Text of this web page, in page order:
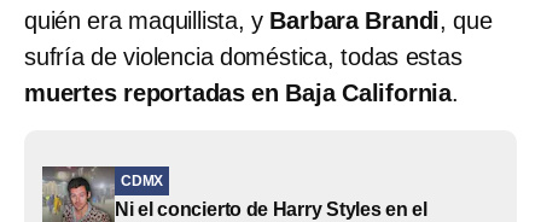
quién era maquillista, y Barbara Brandi, que
sufría de violencia doméstica, todas estas
muertes reportadas en Baja California.
CDMX
Ni el concierto de Harry Styles en el